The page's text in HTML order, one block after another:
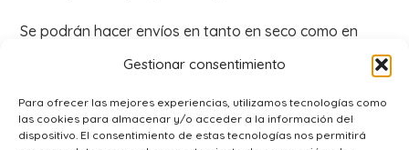
Gestionar consentimiento
Para ofrecer las mejores experiencias, utilizamos tecnologías como
las cookies para almacenar y/o acceder a la información del
dispositivo. El consentimiento de estas tecnologías nos permitirá
Se podrán hacer envíos en tanto en seco como en
FRÍO para Baleares, Portugal y Francia. Para el resto
envíos en SECO, excluyéndose aquellos que requieran
frío para su transporte (es decir, que tengan el